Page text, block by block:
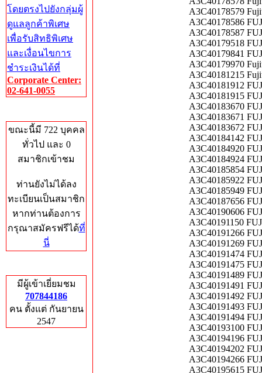
โดยตรงไปยังกลุ่มผู้
ดูแลลูกค้าพิเศษ
เพื่อรับสิทธิพิเศษ
และเงื่อนไขการ
ชำระเงินได้ที่
Corporate Center:
02-641-0055
ขณะนี้มี 722 บุคคล
ทั่วไป และ 0
สมาชิกเข้าชม
ท่านยังไม่ได้ลง
ทะเบียนเป็นสมาชิก
หากท่านต้องการ
กรุณาสมัครฟรีได้ที่
นี่
มีผู้เข้าเยี่ยมชม
707844186
คน ตั้งแต่ กันยายน
2547
A3C40178579
A3C40178586
A3C40178587
A3C40179518
A3C40179841
A3C40179970
A3C40181215
A3C40181912
A3C40181915
A3C40183670
A3C40183671
A3C40183672
A3C40184142
A3C40184920
A3C40184924
A3C40185854
A3C40185922
A3C40185949
A3C40187656
A3C40190606
A3C40191150
A3C40191266
A3C40191269
A3C40191474
A3C40191475
A3C40191489
A3C40191491
A3C40191492
A3C40191493
A3C40191494
A3C40193100
A3C40194196
A3C40194202
A3C40194266
A3C40195615